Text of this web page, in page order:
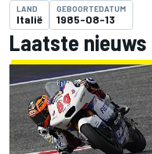
LAND
Italië
GEBOORTEDATUM
1985-08-13
Laatste nieuws